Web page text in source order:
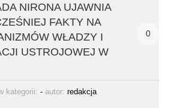
NIRONA UJAWNIA
FAKTY NA
WŁADZY I
USTROJOWEJ W
0
kategorii: -autor: redakcja